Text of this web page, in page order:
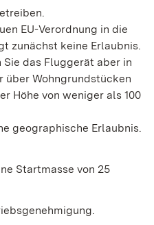
EU-Verordnung in die
zunächst keine Erlaubnis.
das Fluggerät aber in
über Wohngrundstücken
Höhe von weniger als 100
geographische Erlaubnis.
Startmasse von 25